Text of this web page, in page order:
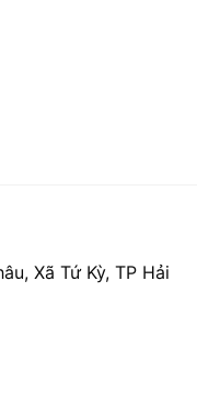
Xã Tứ Kỳ, TP Hải